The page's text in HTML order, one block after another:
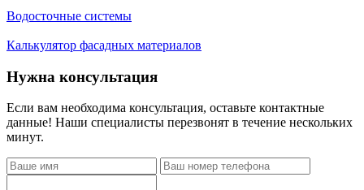
Водосточные системы
Калькулятор фасадных материалов
Нужна консультация
Если вам необходима консультация, оставьте контактные
данные! Наши специалисты перезвонят в течение нескольких
минут.